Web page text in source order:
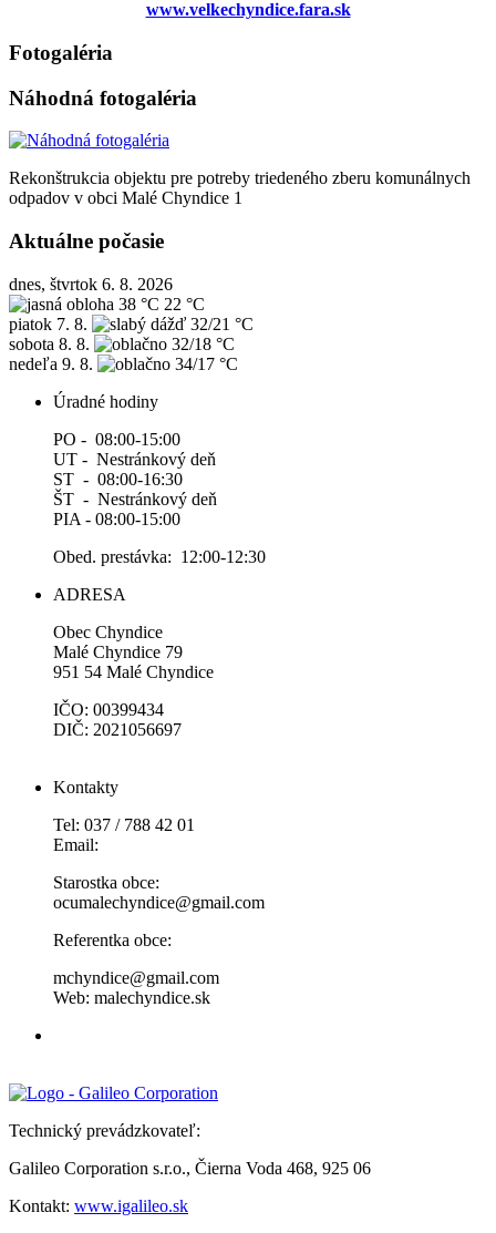
www.velkechyndice.fara.sk
Fotogaléria
Náhodná fotogaléria
Rekonštrukcia objektu pre potreby triedeného zberu komunálnych
odpadov v obci Malé Chyndice 1
Aktuálne počasie
dnes, štvrtok 6. 8. 2026
38 °C 22 °C
piatok 7. 8.
32/21 °C
sobota 8. 8.
32/18 °C
nedeľa 9. 8.
34/17 °C
Úradné hodiny
PO - 08:00-15:00
UT - Nestránkový deň
ST - 08:00-16:30
ŠT - Nestránkový deň
PIA - 08:00-15:00
Obed. prestávka: 12:00-12:30
ADRESA
Obec Chyndice
Malé Chyndice 79
951 54 Malé Chyndice
IČO: 00399434
DIČ: 2021056697
Kontakty
Tel: 037 / 788 42 01
Email:
Starostka obce:
ocumalechyndice@gmail.com
Referentka obce:
mchyndice@gmail.com
Web: malechyndice.sk
Technický prevádzkovateľ:
Galileo Corporation s.r.o., Čierna Voda 468, 925 06
Kontakt: www.igalileo.sk